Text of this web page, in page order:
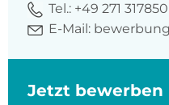
Tel.: +49 271
E-Mail:
Jetzt bewerben